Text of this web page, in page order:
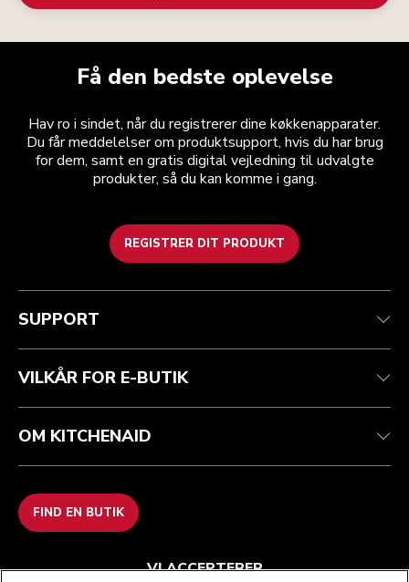
Få den bedste oplevelse
Hav ro i sindet, når du registrerer dine køkkenapparater.
Du får meddelelser om produktsupport, hvis du har brug
for dem, samt en gratis digital vejledning til udvalgte
produkter, så du kan komme i gang.
REGISTRER DIT PRODUKT
Health check
Spor din ordre
Garanti og dokumenter
Ofte stillede spørgsmål
Vilkår og betingelser
Returnering og refusion
Imprint
ODR
Mærket
Find en butik
SUPPORT
VILKÅR FOR E-BUTIK
OM KITCHENAID
FIND EN BUTIK
VI ACCEPTERER